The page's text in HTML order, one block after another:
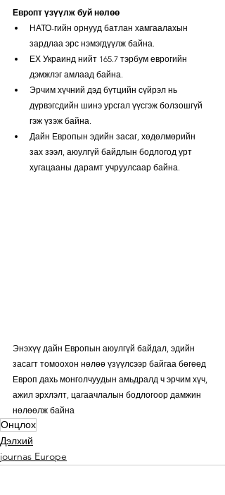
Европт үзүүлж буй нөлөө
НАТО-гийн орнууд батлан хамгаалахын
зардлаа эрс нэмэгдүүлж байна.
ЕХ Украинд нийт 165.7 тэрбум еврогийн
дэмжлэг амлаад байна.
Эрчим хүчний дэд бүтцийн сүйрэл нь
дүрвэгсдийн шинэ урсгал үүсгэж болзошгүй
гэж үзэж байна.
Дайн Европын эдийн засаг, хөдөлмөрийн
зах зээл, аюулгүй байдлын бодлогод урт
хугацааны дарамт учруулсаар байна.
Энэхүү дайн Европын аюулгүй байдал, эдийн
засагт томоохон нөлөө үзүүлсээр байгаа бөгөөд
Европ дахь монголчуудын амьдралд ч эрчим хүч,
ажил эрхлэлт, цагаачлалын бодлогоор дамжин
нөлөөлж байна
Онцлох
Дэлхий
journas Europe